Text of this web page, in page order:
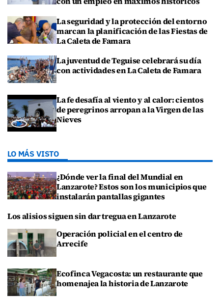
La seguridad y la protección del entorno
marcan la planificación de las Fiestas de
La Caleta de Famara
La juventud de Teguise celebrará su día
con actividades en La Caleta de Famara
La fe desafía al viento y al calor: cientos
de peregrinos arropan a la Virgen de las
Nieves
LO MÁS VISTO
¿Dónde ver la final del Mundial en
Lanzarote? Estos son los municipios que
instalarán pantallas gigantes
Los alisios siguen sin dar tregua en Lanzarote
Operación policial en el centro de
Arrecife
Ecofinca Vegacosta: un restaurante que
homenajea la historia de Lanzarote